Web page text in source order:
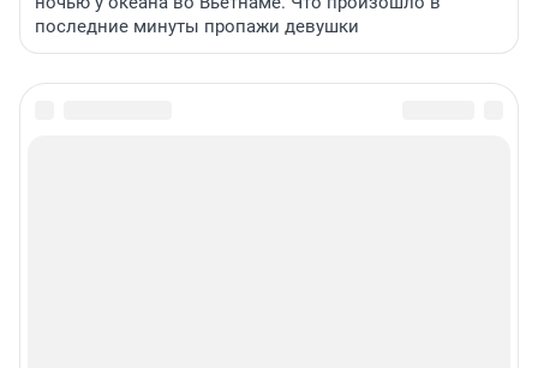
последние минуты пропажи девушки